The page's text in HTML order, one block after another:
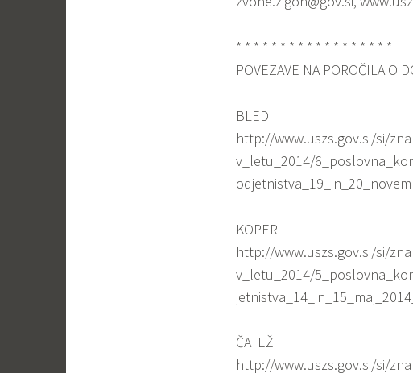
* * * * * * * * * * * * * * * * * *
POVEZAVE NA POROČILA O
BLED
http://www.uszs.gov.si/si/
v_letu_2014/
KOPER
http://www.uszs.gov.si/si/
v_letu_2014/
ČATEŽ
http://www.uszs.gov.si/si/